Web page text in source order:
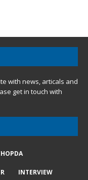
with news, articals and
get in touch with
INTERVIEW